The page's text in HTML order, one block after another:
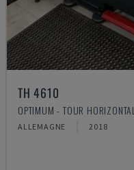
TH 4610
OPTIMUM - TOUR HORIZONTAL
ALLEMAGNE 2018